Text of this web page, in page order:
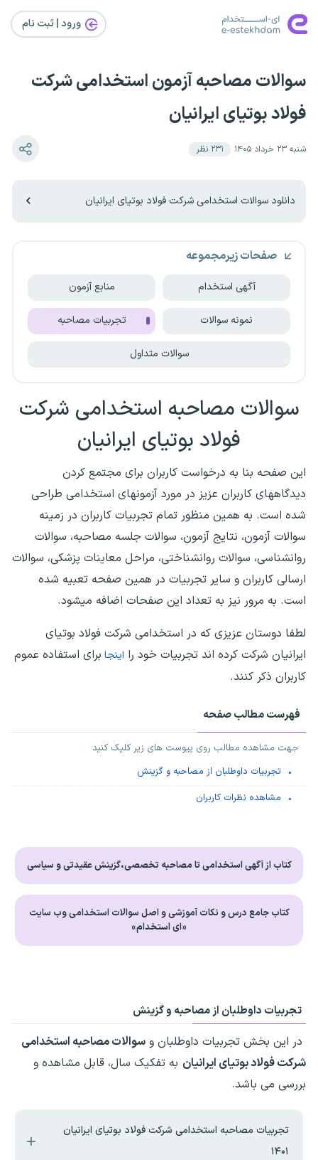
ورود | ثبت‌ نام
سوالات مصاحبه آزمون استخدامی شرکت
فولاد بوتیای ایرانیان
شنبه ۲۳ خرداد ۱۴۰۵ ۲۳۱ نظر
دانلود سوالات استخدامی شرکت فولاد بوتیای ایرانیان
صفحات زیرمجموعه
آگهی استخدام منابع آزمون
نمونه سوالات تجربیات مصاحبه
سوالات متداول
سوالات مصاحبه استخدامی شرکت
فولاد بوتیای ایرانیان
این صفحه بنا به درخواست کاربران برای مجتمع کردن
دیدگاههای کاربران عزیز در مورد آزمونهای استخدامی طراحی
شده است. به همین منظور تمام تجربیات کاربران در زمینه
سوالات آزمون، نتایج آزمون، سوالات جلسه مصاحبه، سوالات
روانشناسی، سوالات روانشناختی، مراحل معاینات پزشکی، سوالات
ارسالی کاربران و سایر تجربیات در همین صفحه تعبیه شده
است. به مرور نیز به تعداد این صفحات اضافه میشود.
لطفا دوستان عزیزی که در استخدامی شرکت فولاد بوتیای
ایرانیان شرکت کرده اند تجربیات خود را اینجا برای استفاده عموم
کاربران ذکر کنند.
فهرست مطالب صفحه
جهت مشاهده مطالب روی پیوست های زیر کلیک کنید
تجربیات داوطلبان از مصاحبه و گزینش
مشاهده نظرات کاربران
کتاب از آگهی استخدامی تا مصاحبه تخصصی،گزینش عقیدتی و سیاسی
کتاب جامع درس و نکات آموزشی و اصل سوالات استخدامی وب سایت
«ای استخدام»
تجربیات داوطلبان از مصاحبه و گزینش
در این بخش تجربیات داوطلبان و سوالات مصاحبه استخدامی
شرکت فولاد بوتیای ایرانیان به تفکیک سال، قابل مشاهده و
بررسی می باشد.
تجربیات مصاحبه استخدامی شرکت فولاد بوتیای ایرانیان
۱۴۰۱